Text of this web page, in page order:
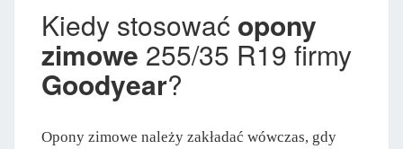
Kiedy stosować opony
zimowe 255/35 R19 firmy
Goodyear?
Opony zimowe należy zakładać wówczas, gdy